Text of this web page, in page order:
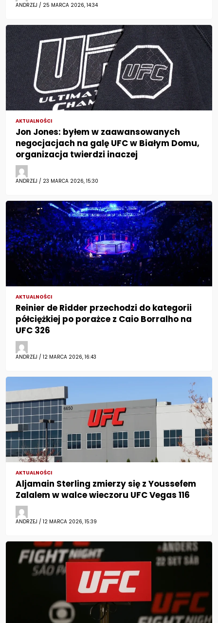
ANDRZEJ / 25 MARCA 2026, 14:34
AKTUALNOŚCI
Jon Jones: byłem w zaawansowanych
negocjacjach na galę UFC w Białym Domu,
organizacja twierdzi inaczej
ANDRZEJ / 23 MARCA 2026, 15:30
AKTUALNOŚCI
Reinier de Ridder przechodzi do kategorii
półciężkiej po porażce z Caio Borralho na
UFC 326
ANDRZEJ / 12 MARCA 2026, 16:43
AKTUALNOŚCI
Aljamain Sterling zmierzy się z Youssefem
Zalalem w walce wieczoru UFC Vegas 116
ANDRZEJ / 12 MARCA 2026, 15:39